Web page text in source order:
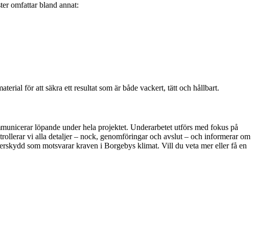
omfattar bland annat:
för att säkra ett resultat som är både vackert, tätt och hållbart.
löpande under hela projektet. Underarbetet utförs med fokus på
vi alla detaljer – nock, genomföringar och avslut – och informerar om
som motsvarar kraven i Borgebys klimat. Vill du veta mer eller få en